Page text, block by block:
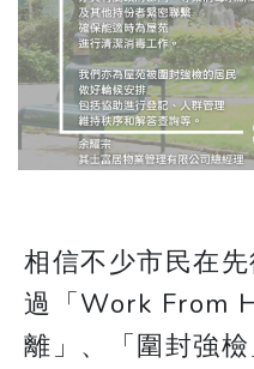
相信不少市民在
過「Work From
離」、「圍封強